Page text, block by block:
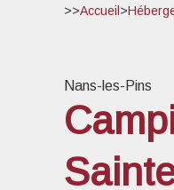
>>Accueil >
Nans-les-Pins